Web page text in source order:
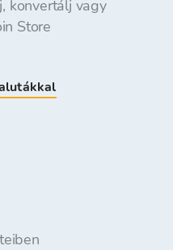
konvertálj vagy
Store